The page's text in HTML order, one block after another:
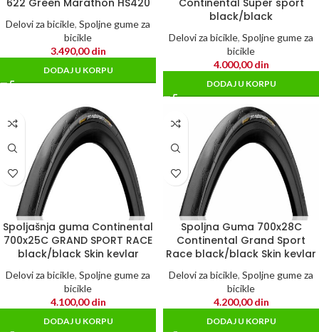
622 Green Marathon HS420
Delovi za bicikle, Spoljne gume za
bicikle
3.490,00din
DODAJ U KORPU
Continental Super sport
black/black
Delovi za bicikle, Spoljne gume za
bicikle
4.000,00din
DODAJ U KORPU
Spoljašnja guma Continental
700x25C GRAND SPORT RACE
black/black Skin kevlar
Delovi za bicikle, Spoljne gume za
bicikle
4.100,00din
DODAJ U KORPU
Spoljna Guma 700x28C
Continental Grand Sport
Race black/black Skin kevlar
Delovi za bicikle, Spoljne gume za
bicikle
4.200,00din
DODAJ U KORPU